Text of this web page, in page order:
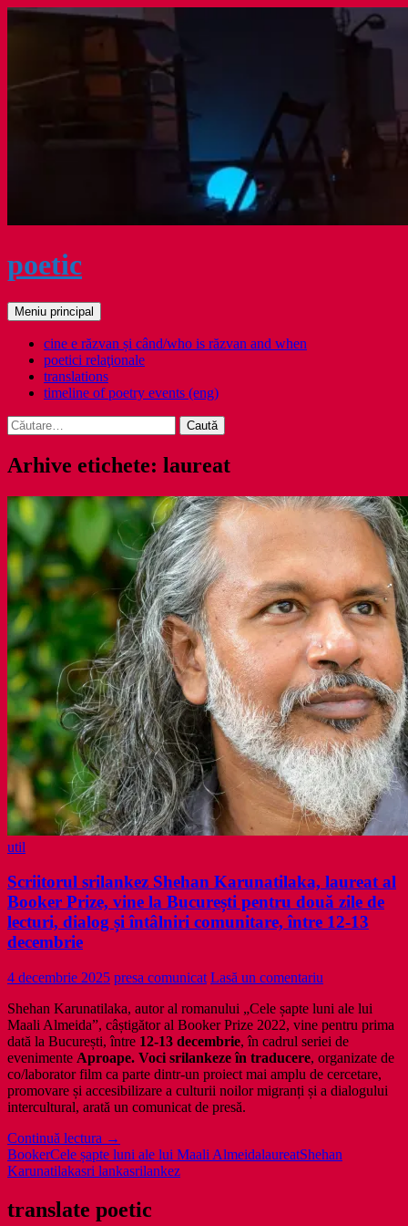
Sari
poetic
Caută
Meniu principal
cine e răzvan și când/who is răzvan and when
poetici relaţionale
translations
timeline of poetry events (eng)
Caută
după:
Arhive etichete: laureat
util
Scriitorul srilankez Shehan Karunatilaka, laureat al
Booker Prize, vine la București pentru două zile de
lecturi, dialog și întâlniri comunitare, între 12-13
decembrie
4 decembrie 2025 presa comunicat Lasă un comentariu
Shehan Karunatilaka, autor al romanului „Cele șapte luni ale lui
Maali Almeida”, câștigător al Booker Prize 2022, vine pentru prima
dată la București, între 12-13 decembrie, în cadrul seriei de
evenimente Aproape. Voci srilankeze în traducere, organizate de
co/laborator film ca parte dintr-un proiect mai amplu de cercetare,
promovare și accesibilizare a culturii noilor migranți și a dialogului
intercultural, arată un comunicat de presă.
Continuă lectura Scriitorul
srilankez
Shehan
laureat
al
→
BookerCele șapte luni ale lui Maali AlmeidalaureatShehan
Karunatilakasri lankasrilankez
translate poetic